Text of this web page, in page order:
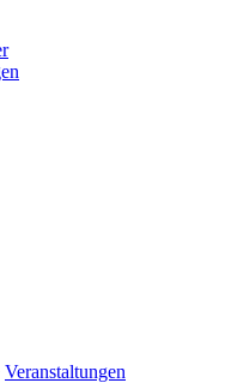
Veranstaltungen